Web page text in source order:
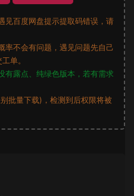
百度网盘提示提取码错误，请
不会有问题，遇见问题先自己
单。
有露点、纯绿色版本，若有需求
批量下载)，检测到后权限将被